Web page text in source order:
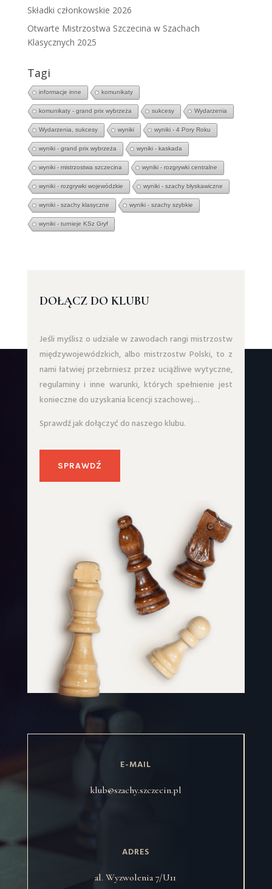
Składki członkowskie 2026
Otwarte Mistrzostwa Szczecina w Szachach
Klasycznych 2025
Tagi
informacje inne komunikaty
komunikaty - grand prix wybrzeża sukcesy Wydarzenia
Wydarzenia, sukcesy wyniki wyniki - 4 Pory Roku
wyniki - grand prix wybrzeża wyniki - kaskada
wyniki - mistrzostwa szczecina wyniki - rozgrywki centralne
wyniki - rozgrywki wojewódzkie wyniki - szachy błyskawiczne
wyniki - szachy klasyczne wyniki - szachy szybkie
wyniki - turnieje KSz Gryf
DOŁĄCZ DO KLUBU
Jeśli myślisz o udziale w zawodach rangi mistrzostw
międzywojewódzkich, albo mistrzostw Polski, to z
nami łatwiej przebrniesz przez uciążliwe wytyczne,
regulaminy i inne warunki, których spełnienie jest
konieczne do uzyskania licencji szachowej…
Sprawdź jak dołączyć do naszego klubu.
SPRAWDŹ
E-MAIL
klub@szachy.szczecin.pl
ADRES
al. Wyzwolenia 7/U11